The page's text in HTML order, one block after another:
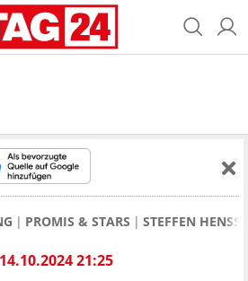
PROMIS & STARS STEFFEN
14.10.2024 21:25